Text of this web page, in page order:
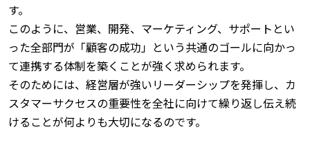
す。
このように、営業、開発、マーケティング、サポートとい
った全部門が「顧客の成功」という共通のゴールに向かっ
て連携する体制を築くことが強く求められます。
そのためには、経営層が強いリーダーシップを発揮し、カ
スタマーサクセスの重要性を全社に向けて繰り返し伝え続
けることが何よりも大切になるのです。